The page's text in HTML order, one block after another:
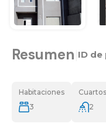
Resumen ID
Habitaciones
3
2